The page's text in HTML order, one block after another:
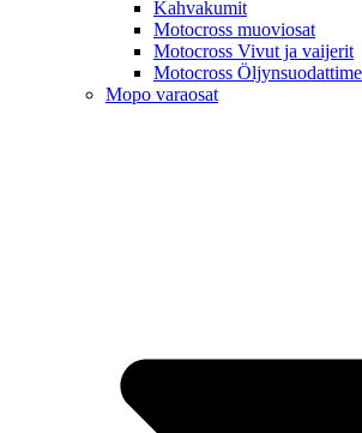
Kahvakumit
Motocross muoviosat
Motocross Vivut ja vaijerit
Motocross
Mopo varaosat